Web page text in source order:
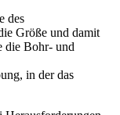
des
Größe und damit
die Bohr- und
in der das